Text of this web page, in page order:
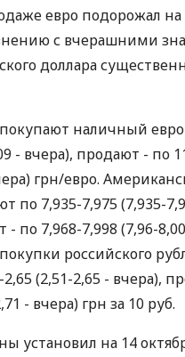
евро подорожал на
с вчерашними
доллара
наличный евро
- вчера), продают - по
грн/евро.
по 7,935-7,975 (7,935-
- по 7,968-7,998 (7,96-
российского
2,65 (2,51-2,65 - вчера),
- вчера) грн за 10 руб.
установил на 14